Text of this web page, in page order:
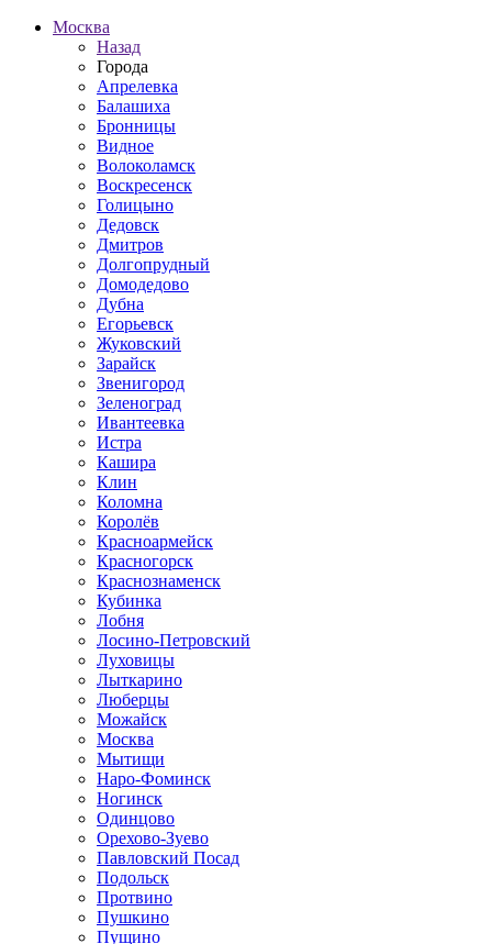
Москва
Назад
Города
Апрелевка
Балашиха
Бронницы
Видное
Волоколамск
Воскресенск
Голицыно
Дедовск
Дмитров
Долгопрудный
Домодедово
Дубна
Егорьевск
Жуковский
Зарайск
Звенигород
Зеленоград
Ивантеевка
Истра
Кашира
Клин
Коломна
Королёв
Красноармейск
Красногорск
Краснознаменск
Кубинка
Лобня
Лосино-Петровский
Луховицы
Лыткарино
Люберцы
Можайск
Москва
Мытищи
Наро-Фоминск
Ногинск
Одинцово
Орехово-Зуево
Павловский Посад
Подольск
Протвино
Пушкино
Пущино